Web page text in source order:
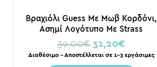
Βραχιόλι Guess Με Μωβ Κορδόνι,
Ασημί Λογότυπο Με Strass
39,00€ 31,20€
Διαθέσιμο – Αποστέλλεται σε 1-3 εργάσιμες